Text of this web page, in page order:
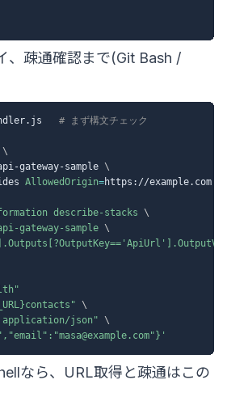
、疎通確認まで(Git Bash /
# まず構文チェック
\
gateway-sample
\
AllowedOrigin=https://example.com
describe-stacks \
gateway-sample
\
contacts" \
json" \
なら、URL取得と疎通はこの